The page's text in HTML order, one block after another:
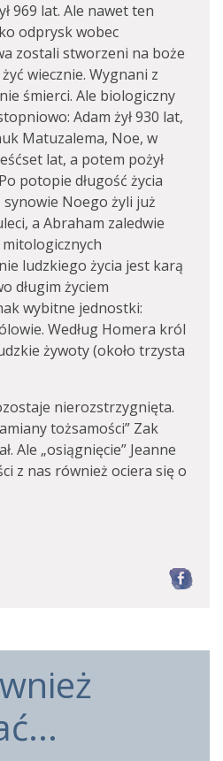
969 lat. Ale nawet ten
odprysk wobec
zostali stworzeni na boże
wiecznie. Wygnani z
śmierci. Ale biologiczny
Adam żył 930 lat,
Matuzalema, Noe, w
lat, a potem pożył
potopie długość życia
synowie Noego żyli już
a Abraham zaledwie
ludzkiego życia jest karą
długim życiem
wybitne jednostki:
Według Homera król
żywoty (około trzysta
nierozstrzygnięta.
tożsamości” Zak
Ale „osiągnięcie” Jeanne
z nas również ociera się o